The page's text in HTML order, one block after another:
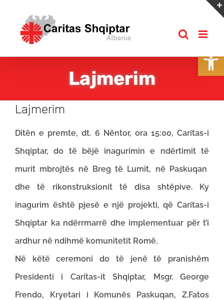
content
Lajmerim
Lajmerim
Ditën e premte, dt. 6 Nëntor, ora 15:00, Caritas-i
Shqiptar, do të bëjë inagurimin e ndërtimit të
murit mbrojtës në Breg të Lumit, në Paskuqan
dhe të rikonstruksionit të disa shtëpive. Ky
inagurim është pjesë e një projekti, që Caritas-i
Shqiptar ka ndërrmarrë dhe implementuar për t’i
ardhur në ndihmë komunitetit Romë.
Në këtë ceremoni do të jenë të pranishëm
Presidenti i Caritas-it Shqiptar, Msgr. George
Frendo, Kryetari i Komunës Paskuqan, Z.Fatos